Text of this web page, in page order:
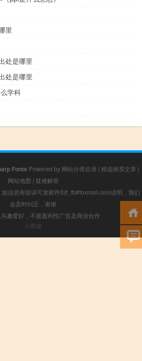
里
处是哪里
处是哪里
学科
Fonts Powered by 网站分类目录 | 精选推荐文章 |
网站地图 | 疑难解答
信息有错误可发邮件到f_fb#foxmail.com说明，我们
会及时纠正，谢谢
趣爱好，不接盈利性广告及商业合作
小男孩